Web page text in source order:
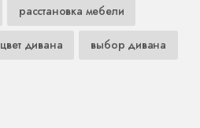
расстановка мебели
цвет дивана выбор дивана